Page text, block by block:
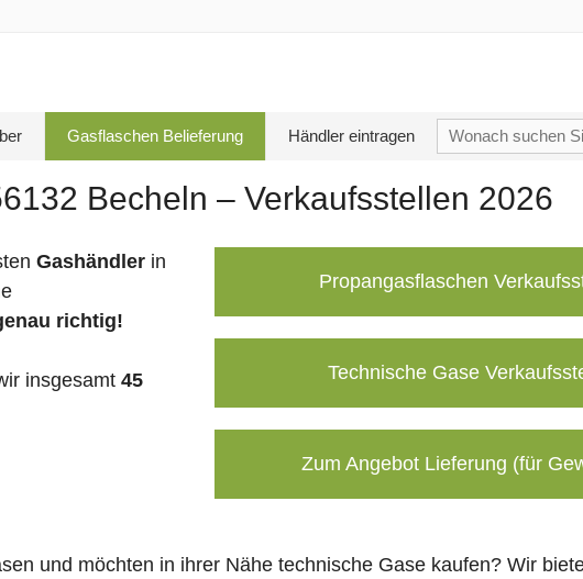
Gasflaschen Belieferung Händler eintragen
Suche
Becheln – Verkaufsstellen 2026
Gashändler in
richtig!
insgesamt 45
Propangasflaschen
Technische Gase
Zum Angebot Lieferung (für
und möchten in ihrer Nähe technische Gase kaufen? Wir